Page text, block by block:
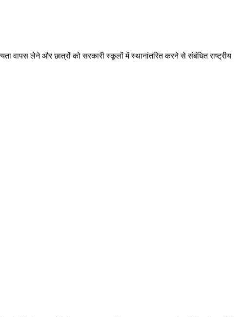
वापस लेने और छात्रों को सरकारी स्कूलों में स्थानांतरित करने से संबंधित राष्ट्रीय